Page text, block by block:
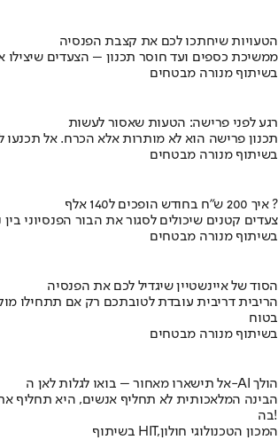
הטעויות שיחתכו לכם את קצבת הפנסיה
ממשיכת כספים ועד חוסר תכנון – הצעדים
בשיתוף מנורה מבטחים
רגע לפני פרישה: הטעות שאסור לעשות
תכנון פרישה הוא לא מותרות אלא הכרח. אל תכנעו
בשיתוף מנורה מבטחים
איך 200 ש"ח בחודש הופכים ל140 אלף ?
צעדים קטנים שיכולים לסגור את הבור הפנסיוני בין
בשיתוף מנורה מבטחים
הסוד של איינשטיין שיגדיל לכם את הפנסיה
הריבית דריבית עובדת לטובתכם רק אם תתחילו
בטוח
בשיתוף מנורה מבטחים
אל תישארו מאחור – בואו לגלות לאן ה-AI הולך
הבינה המלאכותית לא תחליף אנשים, היא תחליף
בה!
בשיתוף HIT,המכון הטכנולוגי חולון